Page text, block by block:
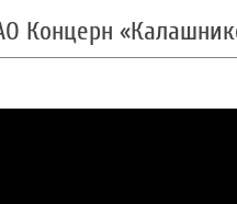
Концерн